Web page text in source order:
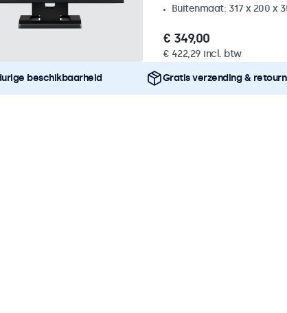
Buitenmaat: 317 x 200 x
€ 349,00
€ 422,29 incl. btw
beschikbaarheid Gratis verzending &